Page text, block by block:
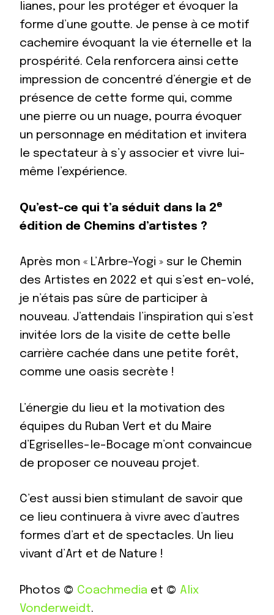
lianes, pour les protéger et évoquer la
forme d’une goutte. Je pense à ce motif
cachemire évoquant la vie éternelle et la
prospérité. Cela renforcera ainsi cette
impression de concentré d’énergie et de
présence de cette forme qui, comme
une pierre ou un nuage, pourra évoquer
un personnage en méditation et invitera
le spectateur à s’y associer et vivre lui-
même l’expérience.
Qu’est-ce qui t’a séduit dans la 2e
édition de Chemins d’artistes ?
Après mon « L’Arbre-Yogi » sur le Chemin
des Artistes en 2022 et qui s’est en-volé,
je n’étais pas sûre de participer à
nouveau. J’attendais l’inspiration qui s’est
invitée lors de la visite de cette belle
carrière cachée dans une petite forêt,
comme une oasis secrète !
L’énergie du lieu et la motivation des
équipes du Ruban Vert et du Maire
d’Egriselles-le-Bocage m’ont convaincue
de proposer ce nouveau projet.
C’est aussi bien stimulant de savoir que
ce lieu continuera à vivre avec d’autres
formes d’art et de spectacles. Un lieu
vivant d’Art et de Nature !
Photos © Coachmedia et © Alix
Vonderweidt.